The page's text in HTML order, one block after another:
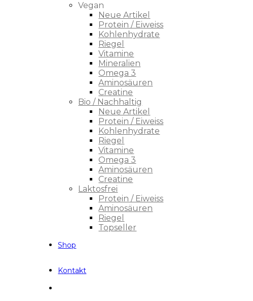
Vegan
Neue Artikel
Protein / Eiweiss
Kohlenhydrate
Riegel
Vitamine
Mineralien
Omega 3
Aminosäuren
Creatine
Bio / Nachhaltig
Neue Artikel
Protein / Eiweiss
Kohlenhydrate
Riegel
Vitamine
Omega 3
Aminosäuren
Creatine
Laktosfrei
Protein / Eiweiss
Aminosäuren
Riegel
Topseller
Shop
Kontakt